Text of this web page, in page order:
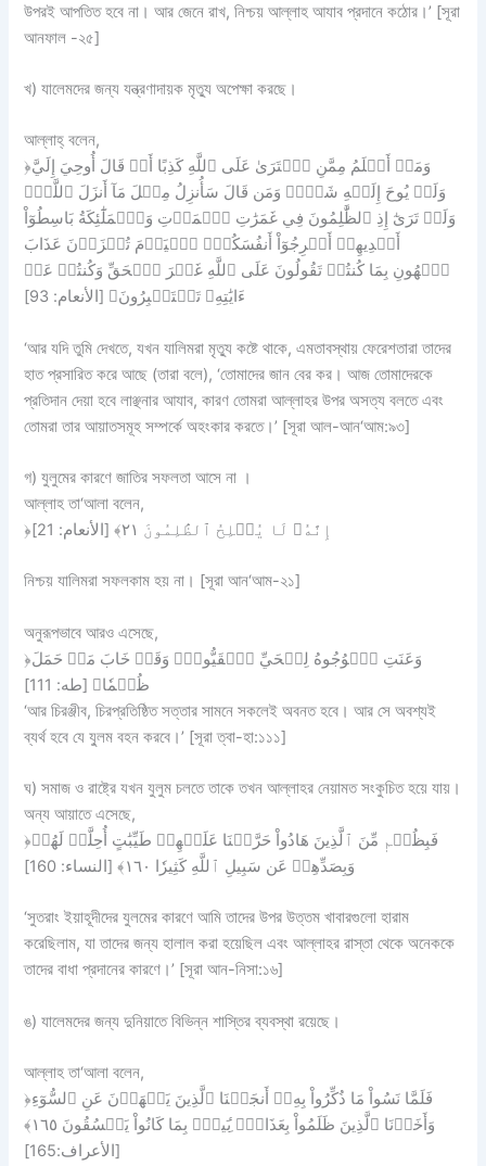
উপরই আপতিত হবে না। আর জেনে রাখ, নিশ্চয় আল্লাহ আযাব প্রদানে কঠোর।’ [সূরা
আনফাল -২৫]
খ) যালেমদের জন্য যন্ত্রণাদায়ক মৃত্যু অপেক্ষা করছে।
আল্লাহ্ বলেন,
﴿وَمَنۡ أَظۡلَمُ مِمَّنِ ٱفۡتَرَىٰ عَلَى ٱللَّهِ كَذِبًا أَوۡ قَالَ أُوحِيَ إِلَيَّ
وَلَمۡ يُوحَ إِلَيۡهِ شَيۡءٞ وَمَن قَالَ سَأُنزِلُ مِثۡلَ مَآ أَنزَلَ ٱللَّهُۗ
وَلَوۡ تَرَىٰٓ إِذِ ٱلظَّٰلِمُونَ فِي غَمَرَٰتِ ٱلۡمَوۡتِ وَٱلۡمَلَٰٓئِكَةُ بَاسِطُوٓاْ
أَيۡدِيهِمۡ أَخۡرِجُوٓاْ أَنفُسَكُمُۖ ٱلۡيَوۡمَ تُجۡزَوۡنَ عَذَابَ
ٱلۡهُونِ بِمَا كُنتُمۡ تَقُولُونَ عَلَى ٱللَّهِ غَيۡرَ ٱلۡحَقِّ وَكُنتُمۡ عَنۡ
ءَايَٰتِهِۦ تَسۡتَكۡبِرُونَ﴾ [الأنعام: 93]
‘আর যদি তুমি দেখতে, যখন যালিমরা মৃত্যু কষ্টে থাকে, এমতাবস্থায় ফেরেশতারা তাদের
হাত প্রসারিত করে আছে (তারা বলে), ‘তোমাদের জান বের কর। আজ তোমাদেরকে
প্রতিদান দেয়া হবে লাঞ্ছনার আযাব, কারণ তোমরা আল্লাহর উপর অসত্য বলতে এবং
তোমরা তার আয়াতসমূহ সম্পর্কে অহংকার করতে।’ [সূরা আল-আন‘আম:৯৩]
গ) যুলুমের কারণে জাতির সফলতা আসে না ।
আল্লাহ তা‘আলা বলেন,
﴿إِنَّهُۥ لَا يُفۡلِحُ ٱلظَّٰلِمُونَ ٢١﴾ [الأنعام: 21]
নিশ্চয় যালিমরা সফলকাম হয় না। [সূরা আন‘আম-২১]
অনুরূপভাবে আরও এসেছে,
﴿وَعَنَتِ ٱلۡوُجُوهُ لِلۡحَيِّ ٱلۡقَيُّومِۖ وَقَدۡ خَابَ مَنۡ حَمَلَ
ظُلۡمٗا﴾ [طه: 111]
‘আর চিরঞ্জীব, চিরপ্রতিষ্ঠিত সত্তার সামনে সকলেই অবনত হবে। আর সে অবশ্যই
ব্যর্থ হবে যে যু্লম বহন করবে।’ [সূরা ত্বা-হা:১১১]
ঘ) সমাজ ও রাষ্ট্রে যখন যুলুম চলতে তাকে তখন আল্লাহর নেয়ামত সংকুচিত হয়ে যায়।
অন্য আয়াতে এসেছে,
﴿فَبِظُلۡمٖ مِّنَ ٱلَّذِينَ هَادُواْ حَرَّمۡنَا عَلَيۡهِمۡ طَيِّبَٰتٍ أُحِلَّتۡ لَهُمۡ
وَبِصَدِّهِمۡ عَن سَبِيلِ ٱللَّهِ كَثِيرٗا ١٦٠﴾ [النساء: 160]
‘সুতরাং ইয়াহূদীদের যুলমের কারণে আমি তাদের উপর উত্তম খাবারগুলো হারাম
করেছিলাম, যা তাদের জন্য হালাল করা হয়েছিল এবং আল্লাহর রাস্তা থেকে অনেককে
তাদের বাধা প্রদানের কারণে।’ [সূরা আন-নিসা:১৬]
ঙ) যালেমদের জন্য দুনিয়াতে বিভিন্ন শাস্তির ব্যবস্থা রয়েছে।
আল্লাহ তা‘আলা বলেন,
﴿فَلَمَّا نَسُواْ مَا ذُكِّرُواْ بِهِۦٓ أَنجَيۡنَا ٱلَّذِينَ يَنۡهَوۡنَ عَنِ ٱلسُّوٓءِ
وَأَخَذۡنَا ٱلَّذِينَ ظَلَمُواْ بِعَذَابِۢ بَ‍ِٔيسِۢ بِمَا كَانُواْ يَفۡسُقُونَ ١٦٥﴾
[الأعراف:165]